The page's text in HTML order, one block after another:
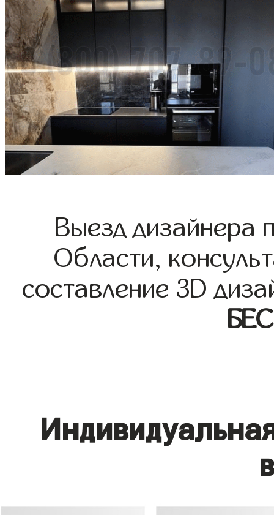
Выезд дизайнера
Области,
составление 3D